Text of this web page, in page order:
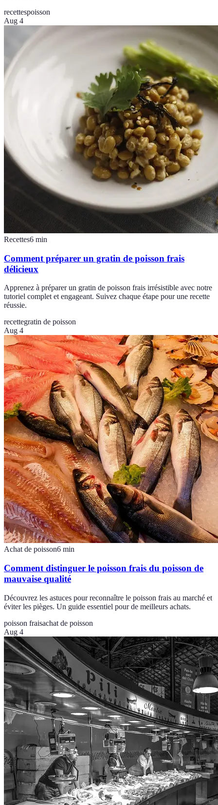
recettespoisson
Aug 4
Recettes6 min
Comment préparer un gratin de poisson frais
délicieux
Apprenez à préparer un gratin de poisson frais irrésistible avec notre
tutoriel complet et engageant. Suivez chaque étape pour une recette
réussie.
recettegratin de poisson
Aug 4
Achat de poisson6 min
Comment distinguer le poisson frais du poisson de
mauvaise qualité
Découvrez les astuces pour reconnaître le poisson frais au marché et
éviter les pièges. Un guide essentiel pour de meilleurs achats.
poisson fraisachat de poisson
Aug 4